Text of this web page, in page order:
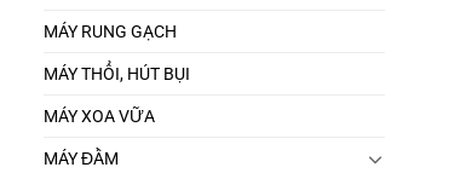
MÁY RUNG GẠCH
MÁY THỔI, HÚT BỤI
MÁY XOA VỮA
MÁY ĐẦM